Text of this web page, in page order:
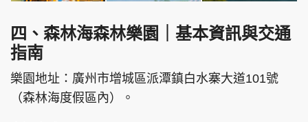
四、森林海森林樂園｜基本資訊與交通
指南
樂園地址：廣州市增城區派潭鎮白水寨大道101號
（森林海度假區內）。